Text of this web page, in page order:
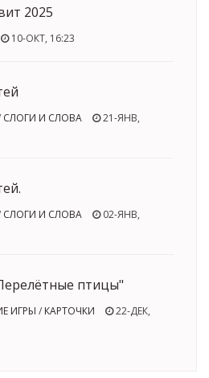
2025
10-ОКТ, 16:23
СЛОГИ И СЛОВА
21-ЯНВ,
СЛОГИ И СЛОВА
02-ЯНВ,
птицы"
ИГРЫ / КАРТОЧКИ
22-ДЕК,